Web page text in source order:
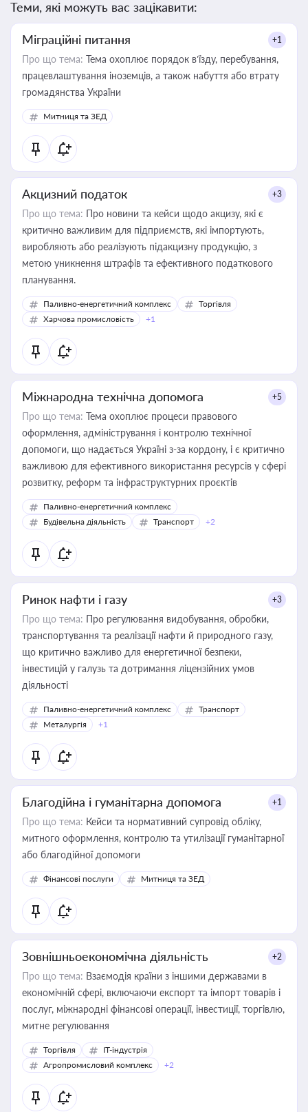
Теми, які можуть вас зацікавити:
Міграційні питання +1
Про що тема: Тема охоплює порядок в’їзду, перебування,
працевлаштування іноземців, а також набуття або втрату
громадянства України
Митниця та ЗЕД
Акцизний податок +3
Про що тема: Про новини та кейси щодо акцизу, які є
критично важливим для підприємств, які імпортують,
виробляють або реалізують підакцизну продукцію, з
метою уникнення штрафів та ефективного податкового
планування.
Паливно-енергетичний комплекс
Торгівля
Харчова промисловість
+1
Міжнародна технічна допомога +5
Про що тема: Тема охоплює процеси правового
оформлення, адміністрування і контролю технічної
допомоги, що надається Україні з-за кордону, і є критично
важливою для ефективного використання ресурсів у сфері
розвитку, реформ та інфраструктурних проєктів
Паливно-енергетичний комплекс
Будівельна діяльність
Транспорт +2
Ринок нафти і газу +3
Про що тема: Про регулювання видобування, обробки,
транспортування та реалізації нафти й природного газу,
що критично важливо для енергетичної безпеки,
інвестицій у галузь та дотримання ліцензійних умов
діяльності
Паливно-енергетичний комплекс
Транспорт
Металургія
+1
Благодійна і гуманітарна допомога +1
Про що тема: Кейси та нормативний супровід обліку,
митного оформлення, контролю та утилізації гуманітарної
або благодійної допомоги
Фінансові послуги Митниця та ЗЕД
Зовнішньоекономічна діяльність +2
Про що тема: Взаємодія країни з іншими державами в
економічній сфері, включаючи експорт та імпорт товарів і
послуг, міжнародні фінансові операції, інвестиції, торгівлю,
митне регулювання
Торгівля
IT-індустрія
Агропромисловий комплекс
+2